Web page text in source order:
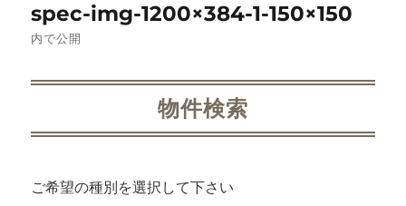
稿
ー
spec-img-1200×384-1-150×150
内で公開
物件検索
ご希望の種別を選択して下さい